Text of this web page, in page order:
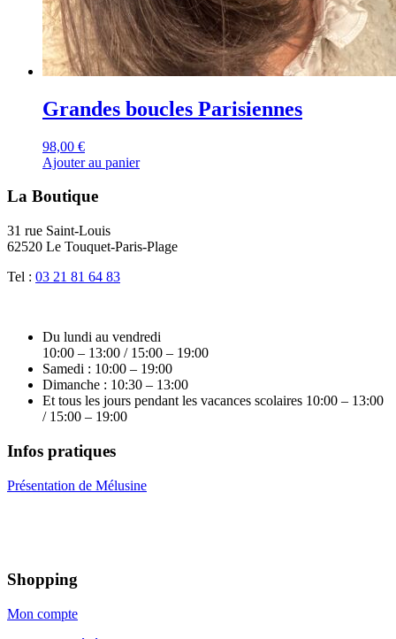
Grandes boucles Parisiennes
98,00 €
Ajouter au panier
La Boutique
31 rue Saint-Louis
62520 Le Touquet-Paris-Plage
Tel : 03 21 81 64 83
Du lundi au vendredi
10:00 – 13:00 / 15:00 – 19:00
Samedi : 10:00 – 19:00
Dimanche : 10:30 – 13:00
Et tous les jours pendant les vacances scolaires 10:00 – 13:00
/ 15:00 – 19:00
Infos pratiques
Présentation de Mélusine
Shopping
Mon compte